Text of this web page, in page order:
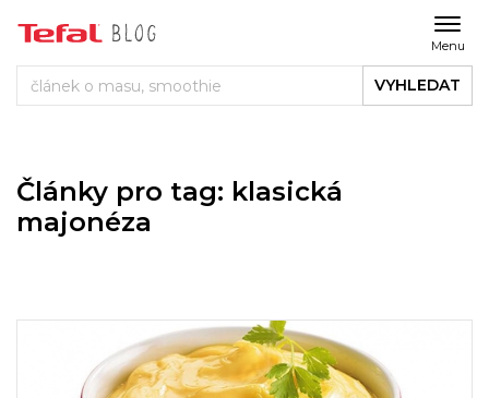
Menu
VYHLEDAT
Články pro tag: klasická
majonéza